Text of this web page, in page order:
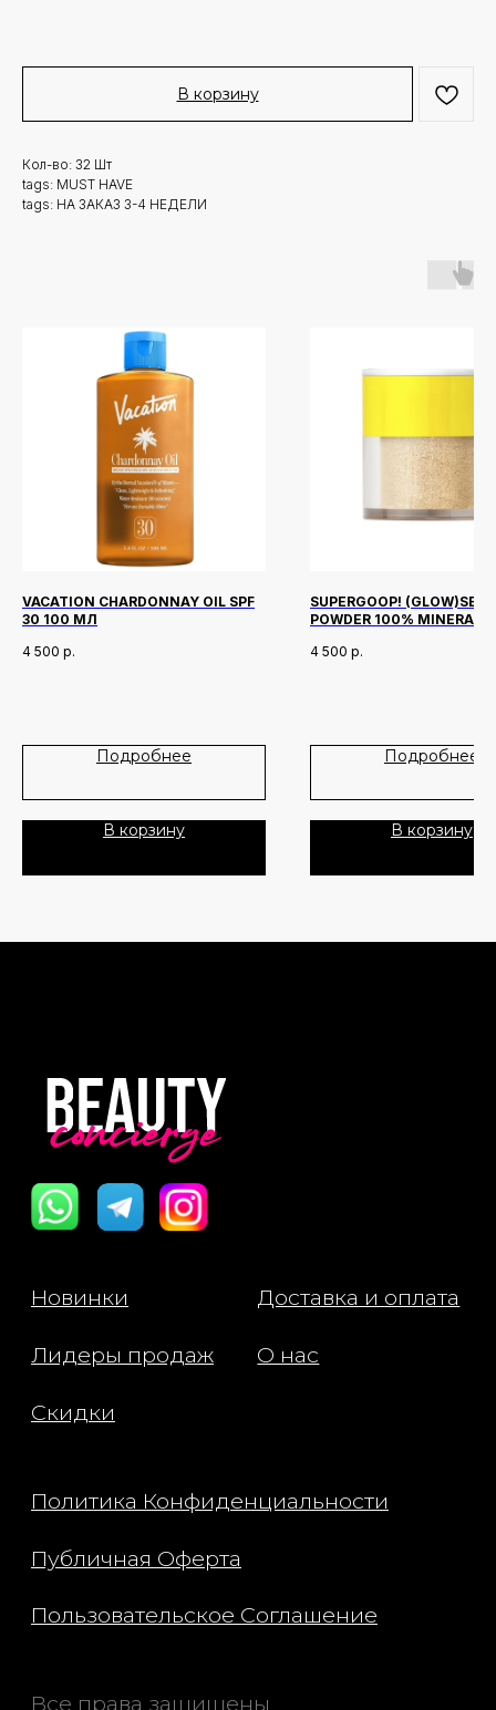
В корзину
Кол-во: 32 Шт
tags: MUST HAVE
tags: НА ЗАКАЗ 3-4 НЕДЕЛИ
VACATION CHARDONNAY OIL SPF
30 100 МЛ
4 500 р.
Подробнее
В корзину
SUPERGOOP!
POWDER 100% MINERAL
4 500 р.
Подробнее
В корзину
О нас
Лидеры продаж